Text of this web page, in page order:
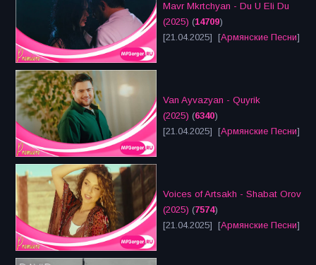
Mavr Mkrtchyan - Du U Eli Du
(2025) (14709)
[21.04.2025] [Армянские Песни]
Van Ayvazyan - Quyrik
(2025) (6340)
[21.04.2025] [Армянские Песни]
Voices of Artsakh - Shabat Orov
(2025) (7574)
[21.04.2025] [Армянские Песни]